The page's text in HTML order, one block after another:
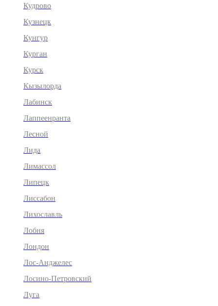
Кудрово
Кузнецк
Кунгур
Курган
Курск
Кызылорда
Лабинск
Лаппеенранта
Лесной
Лида
Лимассол
Липецк
Лиссабон
Лихославль
Лобня
Лондон
Лос-Анджелес
Лосино-Петровский
Луга